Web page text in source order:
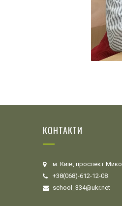
КОНТАКТИ
м. Київ, проспект
+38(068)-612-12-08
school_334@ukr.net